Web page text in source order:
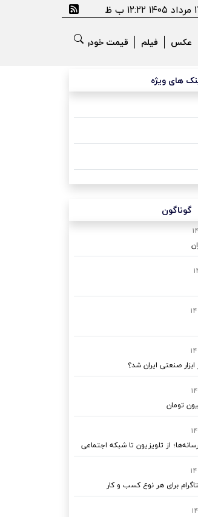
عکس فیلم قیمت خودرو
های ویژه
گوناگون
صنعتی ایران شد؟
از تلویزیون تا شبکه اجتماعی
برای هر نوع کسب‌ و کار